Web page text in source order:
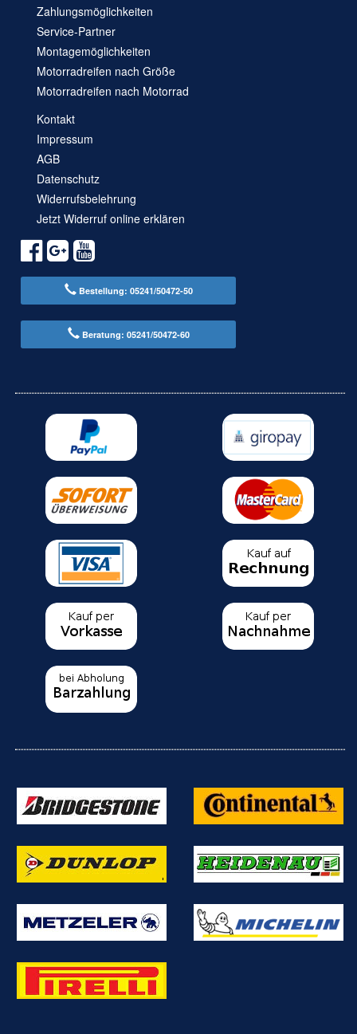
Zahlungsmöglichkeiten
Service-Partner
Montagemöglichkeiten
Motorradreifen nach Größe
Motorradreifen nach Motorrad
Kontakt
Impressum
AGB
Datenschutz
Widerrufsbelehrung
Jetzt Widerruf online erklären
Bestellung: 05241/50472-50
Beratung: 05241/50472-60